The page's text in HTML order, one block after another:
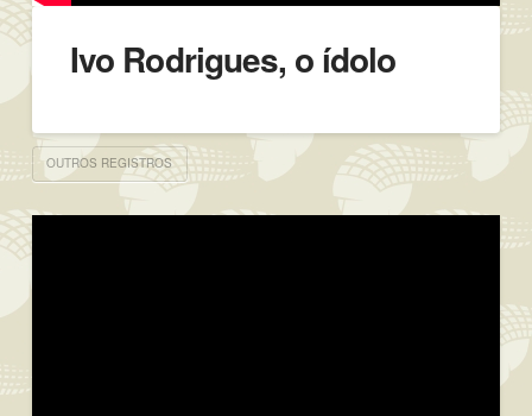
Ivo Rodrigues, o ídolo
OUTROS REGISTROS